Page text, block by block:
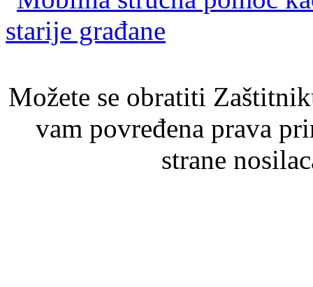
Možete se obratiti
vam povređena prava
strane